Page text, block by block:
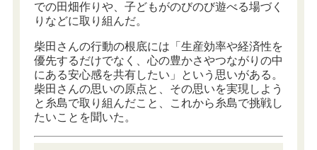
での田畑作りや、子どもがのびのび遊べる場づく
りなどに取り組んだ。
柴田さんの行動の根底には「生産効率や経済性を
優先するだけでなく、心の豊かさやつながりの中
にある安心感を共有したい」という思いがある。
柴田さんの思いの原点と、その思いを実現しよう
と糸島で取り組んだこと、これから糸島で挑戦し
たいことを聞いた。